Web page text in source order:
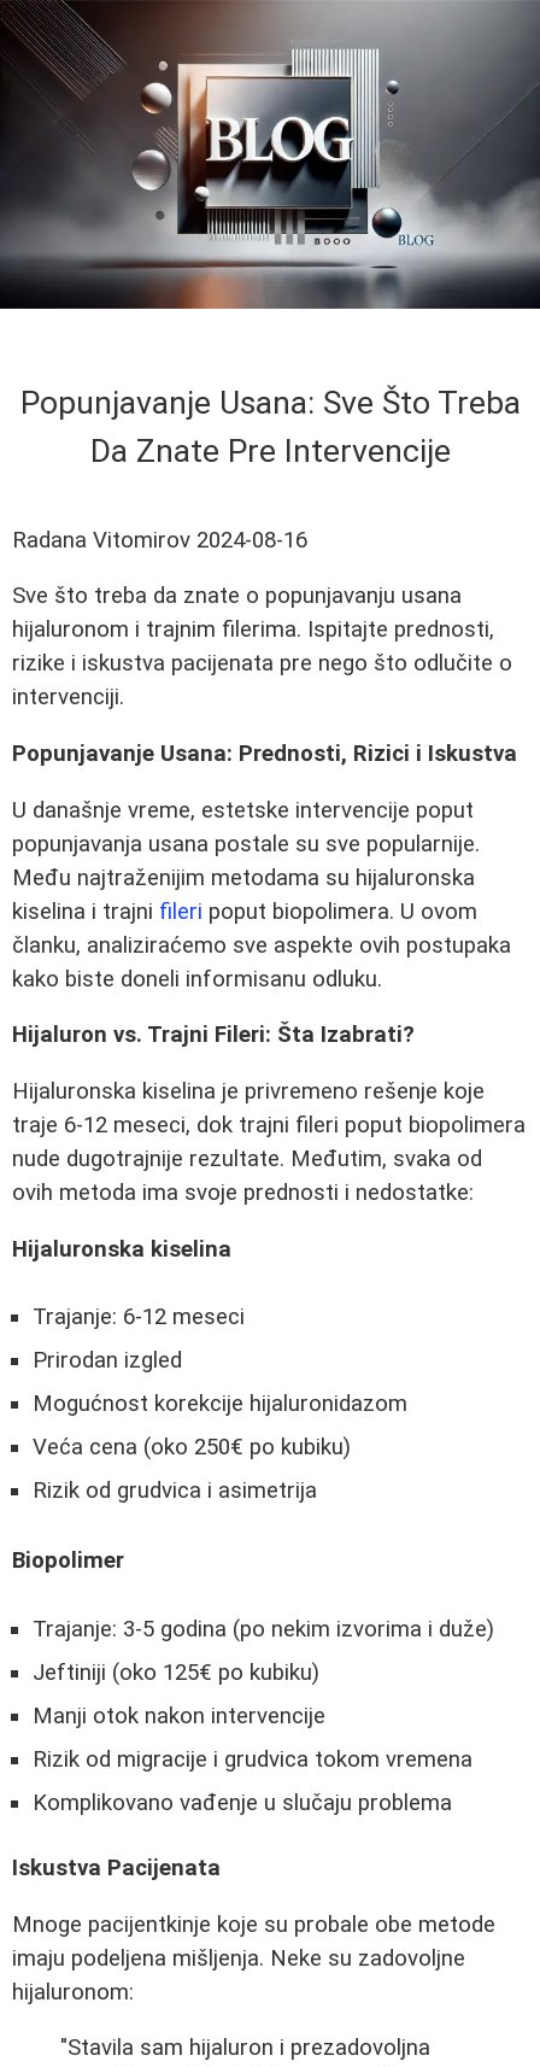
Popunjavanje Usana: Sve Što Treba
Da Znate Pre Intervencije
Radana Vitomirov 2024-08-16
Sve što treba da znate o popunjavanju usana
hijaluronom i trajnim filerima. Ispitajte prednosti,
rizike i iskustva pacijenata pre nego što odlučite o
intervenciji.
Popunjavanje Usana: Prednosti, Rizici i Iskustva
U današnje vreme, estetske intervencije poput
popunjavanja usana postale su sve popularnije.
Među najtraženijim metodama su hijaluronska
kiselina i trajni fileri poput biopolimera. U ovom
članku, analiziraćemo sve aspekte ovih postupaka
kako biste doneli informisanu odluku.
Hijaluron vs. Trajni Fileri: Šta Izabrati?
Hijaluronska kiselina je privremeno rešenje koje
traje 6-12 meseci, dok trajni fileri poput biopolimera
nude dugotrajnije rezultate. Međutim, svaka od
ovih metoda ima svoje prednosti i nedostatke:
Hijaluronska kiselina
Trajanje: 6-12 meseci
Prirodan izgled
Mogućnost korekcije hijaluronidazom
Veća cena (oko 250€ po kubiku)
Rizik od grudvica i asimetrija
Biopolimer
Trajanje: 3-5 godina (po nekim izvorima i duže)
Jeftiniji (oko 125€ po kubiku)
Manji otok nakon intervencije
Rizik od migracije i grudvica tokom vremena
Komplikovano vađenje u slučaju problema
Iskustva Pacijenata
Mnoge pacijentkinje koje su probale obe metode
imaju podeljena mišljenja. Neke su zadovoljne
hijaluronom:
"Stavila sam hijaluron i prezadovoljna